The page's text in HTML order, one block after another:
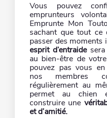
Vous pouvez
emprunteurs
Emprunte Mon
sachant que tout ce
passer des moments
esprit d’entraidesera
au bien-être de
pouvez pas vous
nos membres
régulièrement au
permet au chien
construire une
et d’amitié.